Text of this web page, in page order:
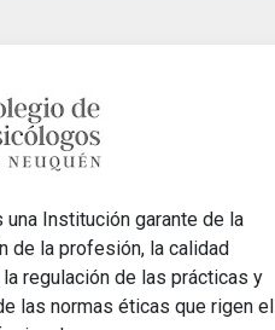
una Institución garante de la
de la profesión, la calidad
regulación de las prácticas y
las normas éticas que rigen el